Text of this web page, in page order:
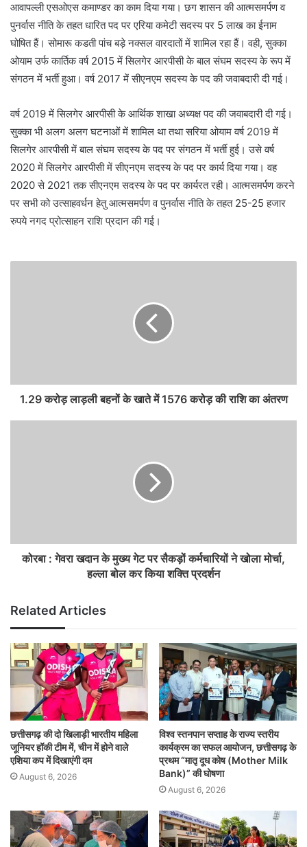
आवापल्ली एसओएस कमाण्डर का काम दिया गया। छग शासन की आत्मसमर्पण व
पुनर्वास नीति के तहत धारित पद पर एरिया कमेटी सदस्य पर 5 लाख का ईनाम
घोषित हैं। सोमारू कडती पांच बड़े नक्सल वारदातों में शामिल रहा हैं। वही, सुक्का
ओयाम उर्फ कार्तिक वर्ष 2015 में सिलगेर आरपीसी के बाल संघम सदस्य के रूप में
संगठन में भर्ती हुआ। वर्ष 2017 में सीएनएम सदस्य के पद की जवाबदारी दी गई।
वर्ष 2019 में सिलगेर आरपीसी के आर्थिक शाखा अध्यक्ष पद की जवाबदारी दी गई।
सुक्का भी अलग अलग घटनाओं में शामिल था तथा सरिया ओयाम वर्ष 2019 में
सिलगेर आरपीसी में बाल संघम सदस्य के पद पर संगठन में भर्ती हुई। उसे वर्ष
2020 में सिलगेर आरपीसी में सीएनएम सदस्य के पद पर कार्य दिया गया। वह
2020 से 2021 तक सीएनएम सदस्य के पद पर कार्यरत रही। आत्मसमर्पण करने
पर सभी को उत्साहवर्धन हेतु आत्मसमर्पण व पुनर्वास नीति के तहत 25-25 हजार
रुपये नगद प्रोत्साहन राशि प्रदान की गई।
1.29 करोड़ लाड़ली बहनों के खाते में 1576 करोड़ की राशि का अंतरण
कोरबा : गेवरा खदान के मुख्य गेट पर सैकड़ों कर्मचारियों ने खोला मोर्चा,
हल्ला बोल कर किया शक्ति प्रदर्शन
Related Articles
छत्तीसगढ़ की दो खिलाड़ी भारतीय महिला
जूनियर हॉकी टीम में, चीन में होने वाले
एशिया कप में दिखाएंगी दम
August 6, 2026
विश्व स्तनपान सप्ताह के राज्य स्तरीय
कार्यक्रम का सफल आयोजन, छत्तीसगढ़ के
प्रथम “मातृ दूध कोष (Mother Milk
Bank)” की घोषणा
August 6, 2026